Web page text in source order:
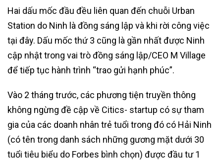
Hai dấu mốc đầu đều liên quan đến chuỗi Urban
Station do Ninh là đồng sáng lập và khi rời công việc
tại đây. Dấu mốc thứ 3 cũng là gần nhất được Ninh
cập nhật trong vai trò đồng sáng lập/CEO M Village
để tiếp tục hành trình “trao gửi hạnh phúc”.
Vào 2 tháng trước, các phương tiện truyền thông
không ngừng đề cập về Citics- startup có sự tham
gia của các doanh nhân trẻ tuổi trong đó có Hải Ninh
(có tên trong danh sách những gương mặt dưới 30
tuổi tiêu biểu do Forbes bình chọn) được đầu tư 1